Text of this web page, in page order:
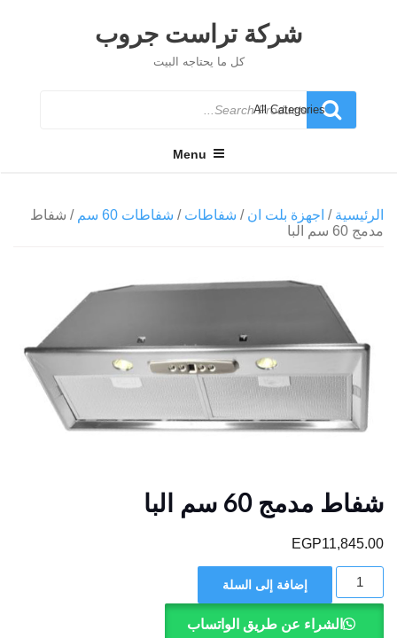
شركة تراست جروب
كل ما يحتاجه البيت
Search
for
Menu
الرئيسية / اجهزة بلت ان / شفاطات / شفاطات 60 سم
/ شفاط
مدمج 60 سم البا
شفاط مدمج 60 سم البا
EGP11,845.00
كمية
شفاط
مدمج
إضافة إلى السلة
الشراء عن طريق الواتساب